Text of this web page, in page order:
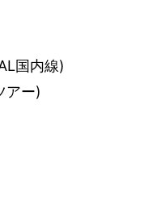
国内線)
アー)